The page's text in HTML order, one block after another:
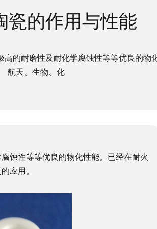
瓷的作用与性能
的耐磨性及耐化学腐蚀性等等优良的物
航天、生物、化
蚀性等等优良的物化性能。已经在耐火
应用。